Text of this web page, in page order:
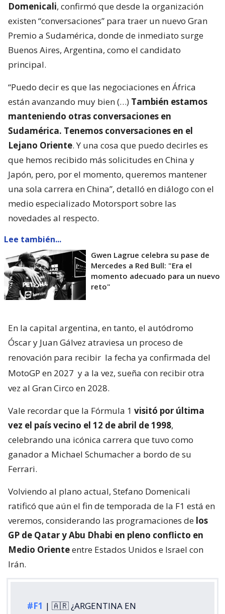
Domenicali, confirmó que desde la organización
existen “conversaciones” para traer un nuevo Gran
Premio a Sudamérica, donde de inmediato surge
Buenos Aires, Argentina, como el candidato
principal.
“Puedo decir es que las negociaciones en África
están avanzando muy bien (…) También estamos
manteniendo otras conversaciones en
Sudamérica. Tenemos conversaciones en el
Lejano Oriente. Y una cosa que puedo decirles es
que hemos recibido más solicitudes en China y
Japón, pero, por el momento, queremos mantener
una sola carrera en China”, detalló en diálogo con el
medio especializado Motorsport sobre las
novedades al respecto.
Lee también...
Gwen Lagrue celebra su pase de
Mercedes a Red Bull: "Era el
momento adecuado para un nuevo
reto"
En la capital argentina, en tanto, el autódromo
Óscar y Juan Gálvez atraviesa un proceso de
renovación para recibir la fecha ya confirmada del
MotoGP en 2027 y a la vez, sueña con recibir otra
vez al Gran Circo en 2028.
Vale recordar que la Fórmula 1 visitó por última
vez el país vecino el 12 de abril de 1998,
celebrando una icónica carrera que tuvo como
ganador a Michael Schumacher a bordo de su
Ferrari.
Volviendo al plano actual, Stefano Domenicali
ratificó que aún el fin de temporada de la F1 está en
veremos, considerando las programaciones de los
GP de Qatar y Abu Dhabi en pleno conflicto en
Medio Orienteentre Estados Unidos e Israel con
Irán.
#F1 | 🇦🇷 ¿ARGENTINA EN